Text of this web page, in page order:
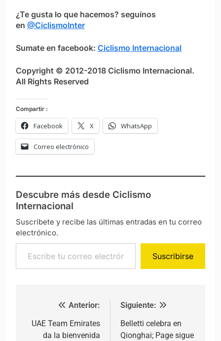
¿Te gusta lo que hacemos? seguínos
en @CiclismoInter
Sumate en facebook: Ciclismo Internacional
Copyright © 2012-2018 Ciclismo Internacional.
All Rights Reserved
Compartir :
Facebook X WhatsApp
Correo electrónico
Descubre más desde Ciclismo
Internacional
Suscríbete y recibe las últimas entradas en tu correo
electrónico.
Escribe tu correo electrónico…
Suscribirse
Navegación de entradas
Anterior:
UAE Team Emirates
da la bienvenida
Siguiente:
Belletti celebra en
Qionghai; Page sigue